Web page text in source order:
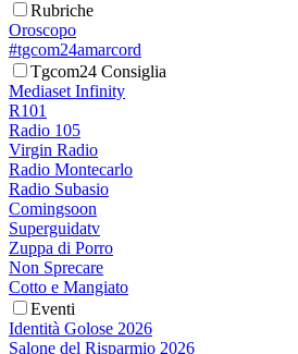
Rubriche
Oroscopo
#tgcom24amarcord
Tgcom24 Consiglia
Mediaset Infinity
R101
Radio 105
Virgin Radio
Radio Montecarlo
Radio Subasio
Comingsoon
Superguidatv
Zuppa di Porro
Non Sprecare
Cotto e Mangiato
Eventi
Identità Golose 2026
Salone del Risparmio 2026